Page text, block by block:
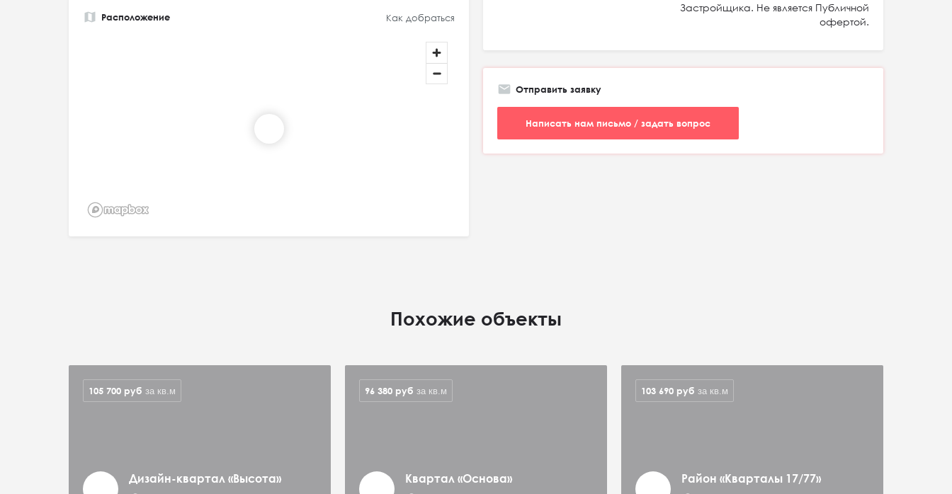
Застройщика. Не является Публичной
офертой.
Расположение Как добраться
Отправить заявку
Написать нам письмо / задать вопрос
Похожие объекты
Дизайн-квартал «Высота»
105 700 руб за кв.м
Квартал «Основа»
96 380 руб за кв.м
Район «Кварталы 17/77»
103 690 руб за кв.м